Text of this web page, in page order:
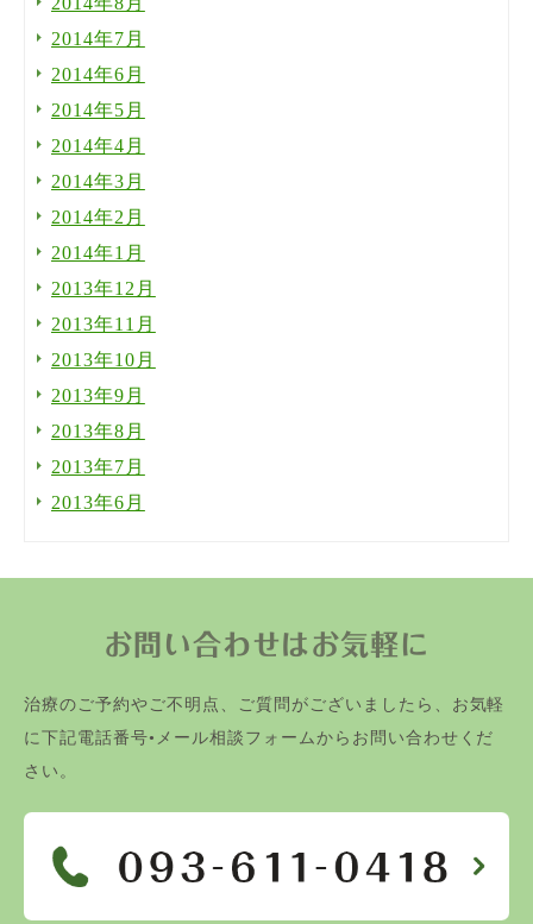
2014年7月
2014年6月
2014年5月
2014年4月
2014年3月
2014年2月
2014年1月
2013年12月
2013年11月
2013年10月
2013年9月
2013年8月
2013年7月
2013年6月
お問い合わせはお気軽に
治療のご予約やご不明点、ご質問がございましたら、お気軽
に下記電話番号•メール相談フォームからお問い合わせくだ
さい。